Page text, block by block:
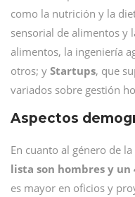
como la nutrición y la
sensorial de alimentos y
alimentos, la ingeniería
otros; y Startups, que
variados sobre gestión
Aspectos
En cuanto al género de
lista son hombres y un
es mayor en oficios y